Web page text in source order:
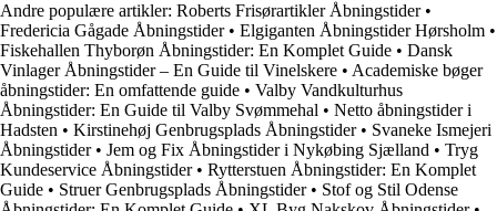
Andre populære artikler: Roberts Frisørartikler Åbningstider•
Fredericia Gågade Åbningstider• Elgiganten Åbningstider Hørsholm •
Fiskehallen Thyborøn Åbningstider: En Komplet Guide • Dansk
Vinlager Åbningstider – En Guide til Vinelskere • Academiske bøger
åbningstider: En omfattende guide • Valby Vandkulturhus
Åbningstider: En Guide til Valby Svømmehal • Netto åbningstider i
Hadsten • Kirstinehøj Genbrugsplads Åbningstider• Svaneke Ismejeri
Åbningstider• Jem og Fix Åbningstider i Nykøbing Sjælland • Tryg
Kundeservice Åbningstider• Rytterstuen Åbningstider: En Komplet
Guide • Struer Genbrugsplads Åbningstider• Stof og Stil Odense